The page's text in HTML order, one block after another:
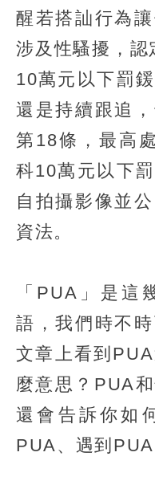
醒若搭訕行為
涉及性騷擾，認
10萬元以下罰
還是持續跟追
第18條，最高
科10萬元以下
自拍攝影像並
資法。
「PUA」是這
語，我們時不
文章上看到
麼意思？PUA
還會告訴你如
PUA、遇到PUA